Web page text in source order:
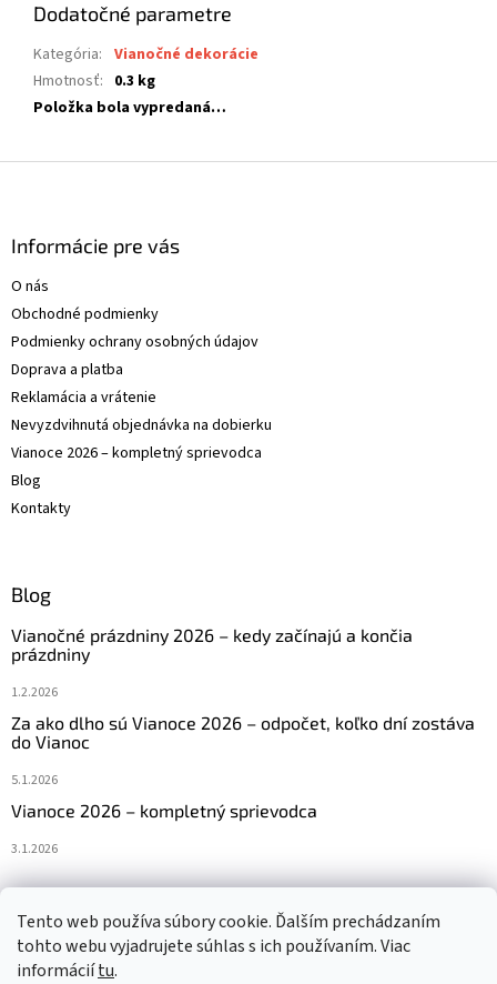
Tento web používa súbory cookie. Ďalším prechádzaním
tohto webu vyjadrujete súhlas s ich používaním. Viac
informáciítu.
Dodatočné parametre
Kategória: Vianočné dekorácie
Hmotnosť: 0.3 kg
Položka bola vypredaná…
Informácie pre vás
O nás
Obchodné podmienky
Podmienky ochrany osobných údajov
Doprava a platba
Reklamácia a vrátenie
Nevyzdvihnutá objednávka na dobierku
Vianoce 2026 – kompletný sprievodca
Blog
Kontakty
Blog
Vianočné prázdniny 2026 – kedy začínajú a končia
prázdniny
1.2.2026
Za ako dlho sú Vianoce 2026 – odpočet, koľko dní zostáva
do Vianoc
5.1.2026
Vianoce 2026 – kompletný sprievodca
3.1.2026
Navštívte aj náš český e-shop www.vanocniretezy.cz